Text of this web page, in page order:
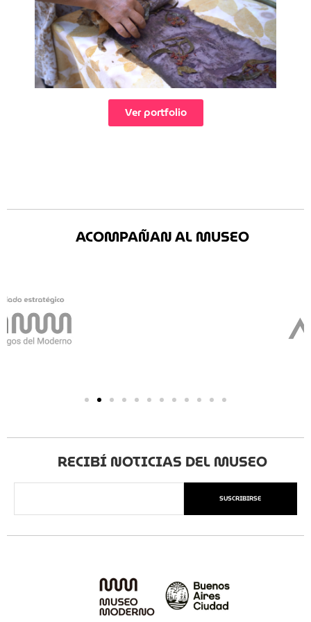
Ver portfolio
ACOMPAÑAN AL MUSEO
RECIBÍ NOTICIAS DEL MUSEO
SUSCRIBIRSE